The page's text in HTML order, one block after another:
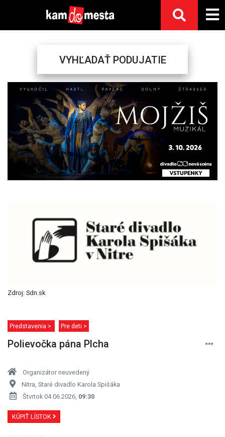
VYHĽADAŤ PODUJATIE
Previous
Zdroj: Sdn.sk
Predstavenia > Pre deti >
Polievočka pána Plcha
Organizátor neuvedený
Nitra, Staré divadlo Karola Spišáka
Štvrtok 04.06.2026, 09:30
KÚPIŤ LÍSTOK